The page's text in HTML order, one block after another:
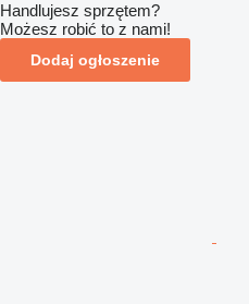
Handlujesz sprzętem?
Możesz robić to z nami!
Dodaj ogłoszenie